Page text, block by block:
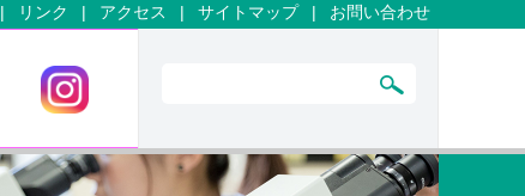
| リンク | アクセス | サイトマップ | お問い合わせ